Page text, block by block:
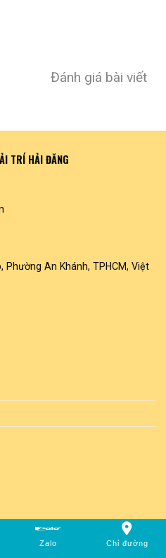
Đánh giá bài viết
TRÍ HẢI ĐĂNG
Phường An Khánh, TPHCM, Việt
Zalo Chỉ đường